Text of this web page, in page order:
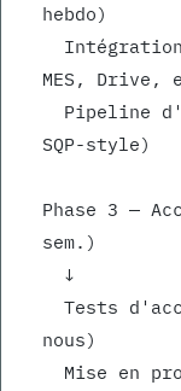
hebdo)
MES, Drive,
SQP-style)
Phase 3 —
sem.)
  ↓
nous)